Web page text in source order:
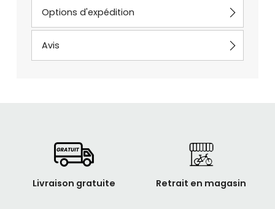
Options d'expédition
Avis
Livraison gratuite Retrait en magasin